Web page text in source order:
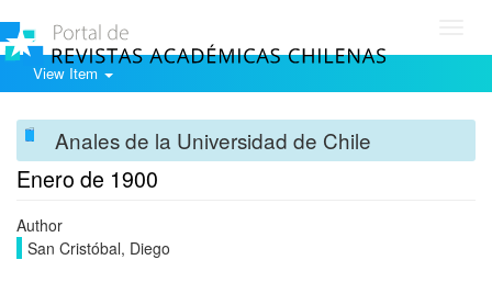
View Item
Anales de la Universidad de Chile
Enero de 1900
Author
San Cristóbal, Diego